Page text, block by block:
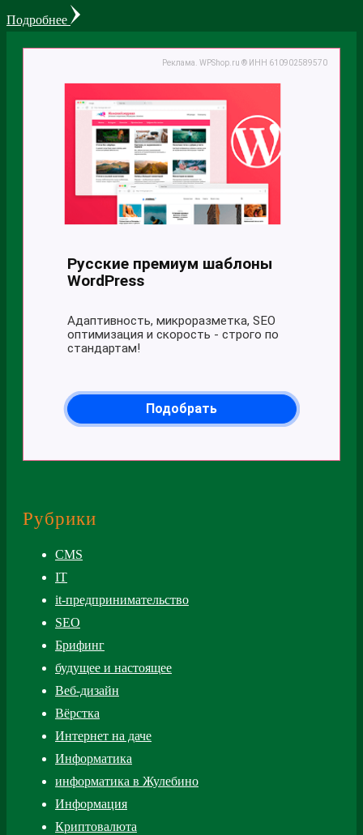
Подробнее
Рубрики
CMS
IT
it-предпринимательство
SEO
Брифинг
будущее и настоящее
Веб-дизайн
Вёрстка
Интернет на даче
Информатика
информатика в Жулебино
Информация
Криптовалюта